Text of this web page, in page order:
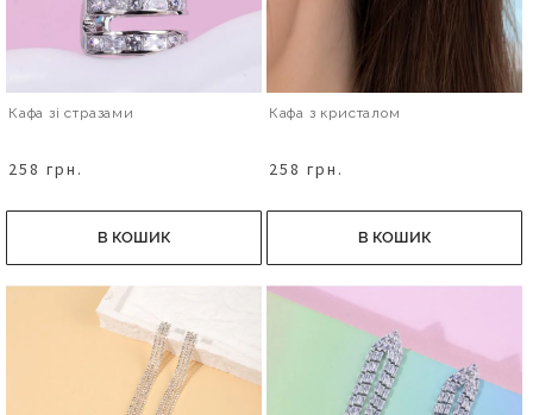
Кафа зі стразами
258 грн.
В КОШИК
Кафа з кристалом
258 грн.
В КОШИК